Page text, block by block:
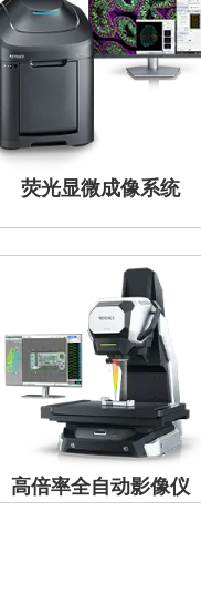
荧光显微成像系统
高倍率全自动影像仪